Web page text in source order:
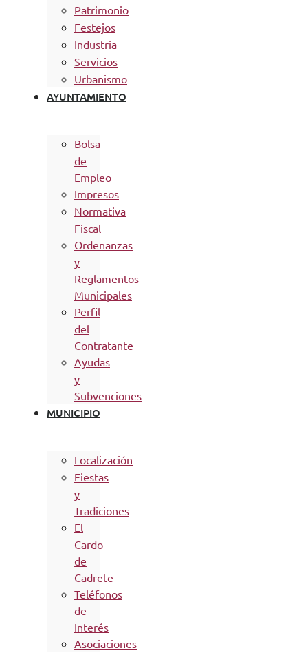
Patrimonio
Festejos
Industria
Servicios
Urbanismo
AYUNTAMIENTO
Bolsa
de
Empleo
Impresos
Normativa
Fiscal
Ordenanzas
y
Reglamentos
Municipales
Perfil
del
Contratante
Ayudas
y
Subvenciones
MUNICIPIO
Localización
Fiestas
y
Tradiciones
El
Cardo
de
Cadrete
Teléfonos
de
Interés
Asociaciones